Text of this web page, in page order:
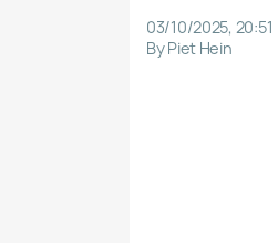
03/10/2025, 20:51
By Piet Hein